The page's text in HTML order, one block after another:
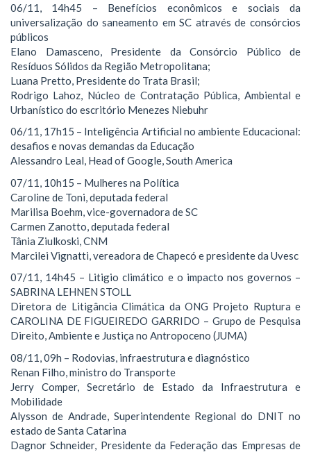
06/11, 14h45 – Benefícios econômicos e sociais da
universalização do saneamento em SC através de consórcios
públicos
Elano Damasceno, Presidente da Consórcio Público de
Resíduos Sólidos da Região Metropolitana;
Luana Pretto, Presidente do Trata Brasil;
Rodrigo Lahoz, Núcleo de Contratação Pública, Ambiental e
Urbanístico do escritório Menezes Niebuhr
06/11, 17h15 – Inteligência Artificial no ambiente Educacional:
desafios e novas demandas da Educação
Alessandro Leal, Head of Google, South America
07/11, 10h15 – Mulheres na Política
Caroline de Toni, deputada federal
Marilisa Boehm, vice-governadora de SC
Carmen Zanotto, deputada federal
Tânia Ziulkoski, CNM
Marcilei Vignatti, vereadora de Chapecó e presidente da Uvesc
07/11, 14h45 – Litigio climático e o impacto nos governos –
SABRINA LEHNEN STOLL
Diretora de Litigância Climática da ONG Projeto Ruptura e
CAROLINA DE FIGUEIREDO GARRIDO – Grupo de Pesquisa
Direito, Ambiente e Justiça no Antropoceno (JUMA)
08/11, 09h – Rodovias, infraestrutura e diagnóstico
Renan Filho, ministro do Transporte
Jerry Comper, Secretário de Estado da Infraestrutura e
Mobilidade
Alysson de Andrade, Superintendente Regional do DNIT no
estado de Santa Catarina
Dagnor Schneider, Presidente da Federação das Empresas de